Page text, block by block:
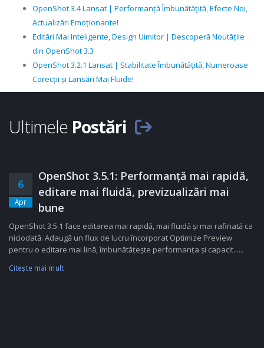
OpenShot 3.4 Lansat | Performanță Îmbunătățită, Efecte Noi,
Actualizări Emoționante!
Editări Mai Inteligente, Design Uimitor | Descoperă Noutățile
din OpenShot 3.3
OpenShot 3.2.1 Lansat | Stabilitate Îmbunătățită, Numeroase
Corecții și Lansări Mai Fluide!
Ultimele Postări
6
Apr
OpenShot 3.5.1: Performanță mai rapidă,
editare mai fluidă, previzualizări mai
bune
OpenShot 3.5.1 face editarea mai rapidă, mai fluidă și mai rafinată ca
niciodată. Adaugă un flux de lucru încorporat Optimize Preview
pentru o editare mai lină, îmbunătățește performanța și capacit......
Citeşte mai mult